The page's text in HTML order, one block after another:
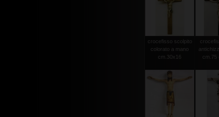
crocefisso scolpito
colorato a mano
cm.30x16
cm.75